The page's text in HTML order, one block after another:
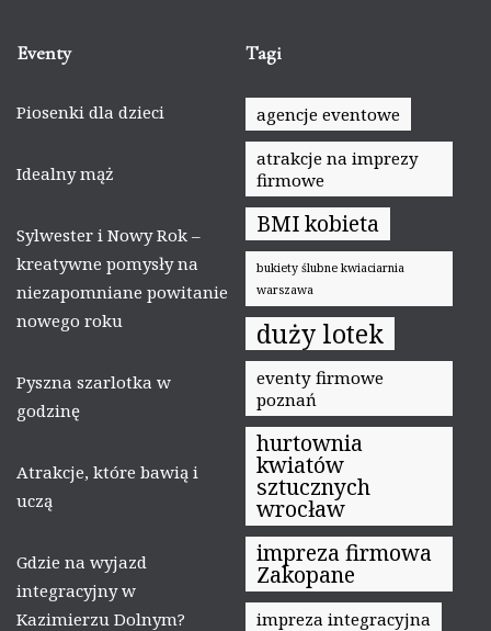
Eventy
Piosenki dla dzieci
Idealny mąż
Sylwester i Nowy Rok –
kreatywne pomysły na
niezapomniane powitanie
nowego roku
Pyszna szarlotka w
godzinę
Atrakcje, które bawią i
uczą
Gdzie na wyjazd
integracyjny w
Kazimierzu Dolnym?
Tagi
agencje eventowe
atrakcje na imprezy
firmowe
BMI kobieta
bukiety ślubne kwiaciarnia
warszawa
duży lotek
eventy firmowe
poznań
hurtownia
kwiatów
sztucznych
wrocław
impreza firmowa
Zakopane
impreza integracyjna